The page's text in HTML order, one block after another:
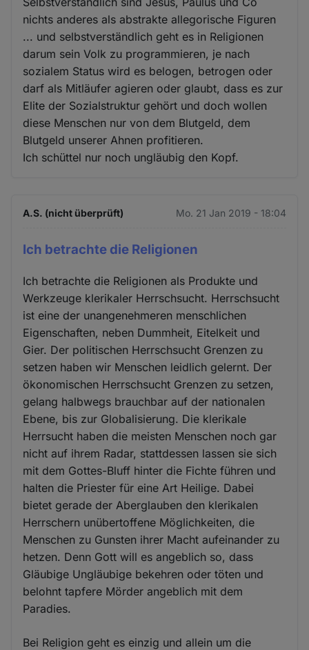
nichts anderes als abstrakte allegorische Figuren
... und selbstverständlich geht es in Religionen
darum sein Volk zu programmieren, je nach
sozialem Status wird es belogen, betrogen oder
darf als Mitläufer agieren oder glaubt, dass es zur
Elite der Sozialstruktur gehört und doch wollen
diese Menschen nur von dem Blutgeld, dem
Blutgeld unserer Ahnen profitieren.
Ich schüttel nur noch ungläubig den Kopf.
A.S. (nicht überprüft) Mo. 21 Jan 2019 - 18:04
Ich betrachte die Religionen
Ich betrachte die Religionen als Produkte und
Werkzeuge klerikaler Herrschsucht. Herrschsucht
ist eine der unangenehmeren menschlichen
Eigenschaften, neben Dummheit, Eitelkeit und
Gier. Der politischen Herrschsucht Grenzen zu
setzen haben wir Menschen leidlich gelernt. Der
ökonomischen Herrschsucht Grenzen zu setzen,
gelang halbwegs brauchbar auf der nationalen
Ebene, bis zur Globalisierung. Die klerikale
Herrsucht haben die meisten Menschen noch gar
nicht auf ihrem Radar, stattdessen lassen sie sich
mit dem Gottes-Bluff hinter die Fichte führen und
halten die Priester für eine Art Heilige. Dabei
bietet gerade der Aberglauben den klerikalen
Herrschern unübertoffene Möglichkeiten, die
Menschen zu Gunsten ihrer Macht aufeinander zu
hetzen. Denn Gott will es angeblich so, dass
Gläubige Ungläubige bekehren oder töten und
belohnt tapfere Mörder angeblich mit dem
Paradies.
Bei Religion geht es einzig und allein um die